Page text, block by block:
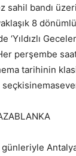
sahil bandı
8
‘Yıldızlı
perşembe
tarihinin
günleriyle